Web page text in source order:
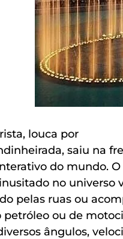
louca por
saiu na
do mundo.
no universo
pelas ruas ou
ou de
ângulos,